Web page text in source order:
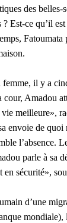
des
Est-ce qu’il
Fatoumata
il y a
cour, Amadou
meilleure»,
envoie de quoi
l’absence.
parle à sa
en sécurité»,
d’une
mondiale),